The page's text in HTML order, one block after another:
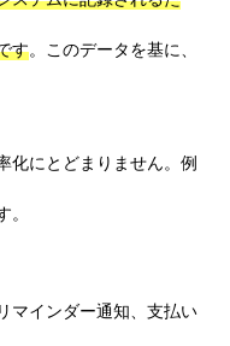
す。このデータを基に、
化にとどまりません。例
マインダー通知、支払い